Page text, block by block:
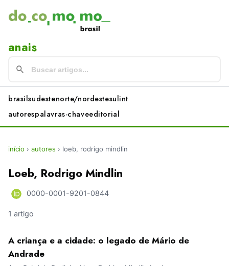
anais
brasilsudestenorte/nordestesulint
autorespalavras-chaveeditorial
início › autores › loeb, rodrigo mindlin
Loeb, Rodrigo Mindlin
0000-0001-9201-0844
1 artigo
A criança e a cidade: o legado de Mário de
Andrade